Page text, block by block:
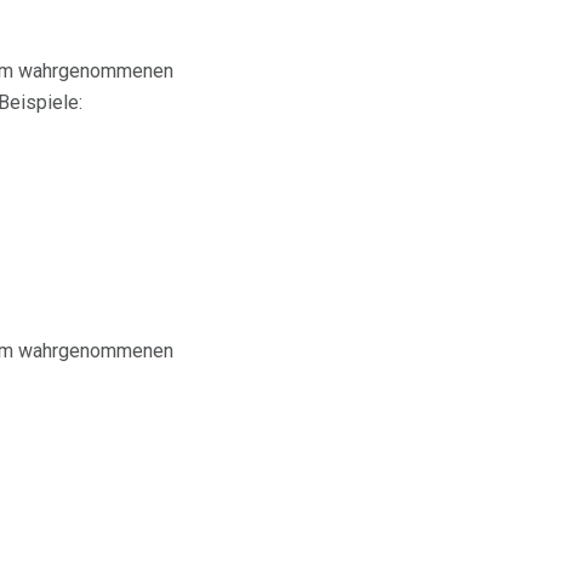
wahrgenommenen
wahrgenommenen